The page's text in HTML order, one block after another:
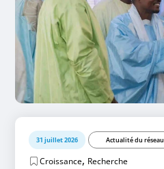
31 juillet 2026 Actualité du réseau
Croissance, Recherche